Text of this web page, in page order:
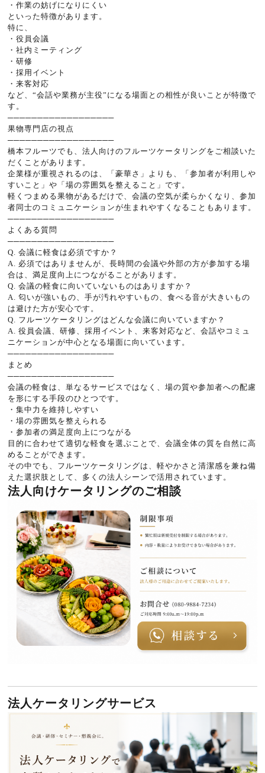
・作業の妨げになりにくい
といった特徴があります。
特に、
・役員会議
・社内ミーティング
・研修
・採用イベント
・来客対応
など、“会話や業務が主役”になる場面との相性が良いことが特徴で
す。
──────────────────
果物専門店の視点
──────────────────
橋本フルーツでも、法人向けのフルーツケータリングをご相談いた
だくことがあります。
企業様が重視されるのは、「豪華さ」よりも、「参加者が利用しや
すいこと」や「場の雰囲気を整えること」です。
軽くつまめる果物があるだけで、会議の空気が柔らかくなり、参加
者同士のコミュニケーションが生まれやすくなることもあります。
──────────────────
よくある質問
──────────────────
Q. 会議に軽食は必須ですか？
A. 必須ではありませんが、長時間の会議や外部の方が参加する場
合は、満足度向上につながることがあります。
Q. 会議の軽食に向いていないものはありますか？
A. 匂いが強いもの、手が汚れやすいもの、食べる音が大きいもの
は避けた方が安心です。
Q. フルーツケータリングはどんな会議に向いていますか？
A. 役員会議、研修、採用イベント、来客対応など、会話やコミュ
ニケーションが中心となる場面に向いています。
──────────────────
まとめ
──────────────────
会議の軽食は、単なるサービスではなく、場の質や参加者への配慮
を形にする手段のひとつです。
・集中力を維持しやすい
・場の雰囲気を整えられる
・参加者の満足度向上につながる
目的に合わせて適切な軽食を選ぶことで、会議全体の質を自然に高
めることができます。
その中でも、フルーツケータリングは、軽やかさと清潔感を兼ね備
えた選択肢として、多くの法人シーンで活用されています。
法人向けケータリングのご相談
法人ケータリングサービス